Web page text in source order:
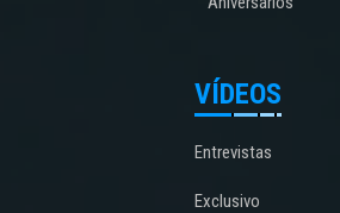
VÍDEOS
Entrevistas
Exclusivo